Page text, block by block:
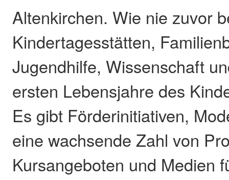
Altenkirchen. Wie nie zuvor
Kindertagesstätten,
Jugendhilfe, Wissenschaft
ersten Lebensjahre des
Es gibt Förderinitiativen,
eine wachsende Zahl von
Kursangeboten und Medien